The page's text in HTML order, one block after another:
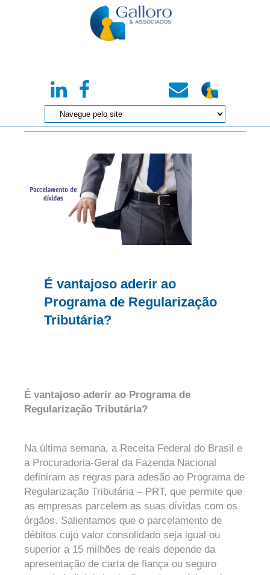
É vantajoso aderir ao
Programa de Regularização
Tributária?
É vantajoso aderir ao Programa de
Regularização Tributária?
Na última semana, a Receita Federal do Brasil e
a Procuradoria-Geral da Fazenda Nacional
definiram as regras para adesão ao Programa de
Regularização Tributária – PRT, que permite que
as empresas parcelem as suas dívidas com os
órgãos. Salientamos que o parcelamento de
débitos cujo valor consolidado seja igual ou
superior a 15 milhões de reais depende da
apresentação de carta de fiança ou seguro